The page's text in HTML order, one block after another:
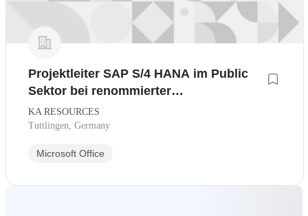
Projektleiter SAP S/4 HANA im Public
Sektor bei renommierter
Managementberatung
KA RESOURCES
Tuttlingen, Germany
Microsoft Office